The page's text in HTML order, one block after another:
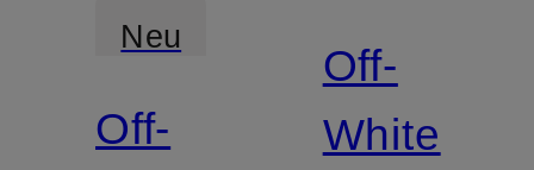
Neu
Off-
Off-
White